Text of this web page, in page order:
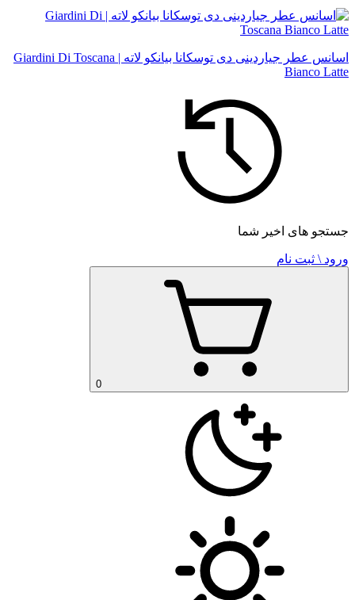
اسانس عطر جیاردینی دی توسکانا بیانکو لاته | Giardini Di Toscana
Bianco Latte
جستجو های اخیر شما
ورود \ ثبت نام
0